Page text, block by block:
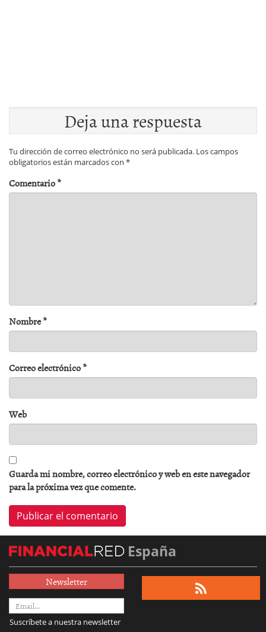
Deja una respuesta
Tu dirección de correo electrónico no será publicada. Los campos
obligatorios están marcados con *
Comentario*
Nombre*
Correo electrónico*
Web
Guarda mi nombre, correo electrónico y web en este navegador
para la próxima vez que comente.
España
Newsletter
Suscríbete a nuestra newsletter